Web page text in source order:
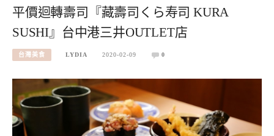
平價迴轉壽司『藏壽司くら寿司 KURA
SUSHI』台中港三井OUTLET店
台灣美食 LYDIA 2020-02-09 0